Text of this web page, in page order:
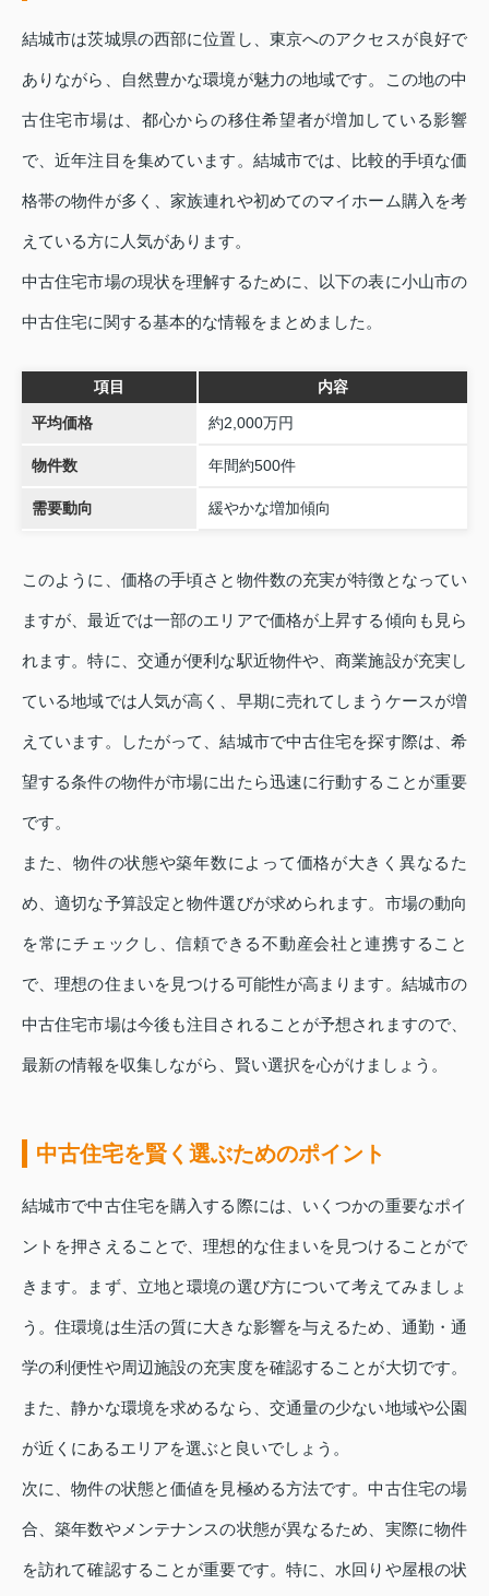
結城市は茨城県の西部に位置し、東京へのアクセスが良好で
ありながら、自然豊かな環境が魅力の地域です。この地の中
古住宅市場は、都心からの移住希望者が増加している影響
で、近年注目を集めています。結城市では、比較的手頃な価
格帯の物件が多く、家族連れや初めてのマイホーム購入を考
えている方に人気があります。
中古住宅市場の現状を理解するために、以下の表に小山市の
中古住宅に関する基本的な情報をまとめました。
項目 内容
平均価格 約2,000万円
物件数 年間約500件
需要動向 緩やかな増加傾向
このように、価格の手頃さと物件数の充実が特徴となってい
ますが、最近では一部のエリアで価格が上昇する傾向も見ら
れます。特に、交通が便利な駅近物件や、商業施設が充実し
ている地域では人気が高く、早期に売れてしまうケースが増
えています。したがって、結城市で中古住宅を探す際は、希
望する条件の物件が市場に出たら迅速に行動することが重要
です。
また、物件の状態や築年数によって価格が大きく異なるた
め、適切な予算設定と物件選びが求められます。市場の動向
を常にチェックし、信頼できる不動産会社と連携すること
で、理想の住まいを見つける可能性が高まります。結城市の
中古住宅市場は今後も注目されることが予想されますので、
最新の情報を収集しながら、賢い選択を心がけましょう。
中古住宅を賢く選ぶためのポイント
結城市で中古住宅を購入する際には、いくつかの重要なポイ
ントを押さえることで、理想的な住まいを見つけることがで
きます。まず、立地と環境の選び方について考えてみましょ
う。住環境は生活の質に大きな影響を与えるため、通勤・通
学の利便性や周辺施設の充実度を確認することが大切です。
また、静かな環境を求めるなら、交通量の少ない地域や公園
が近くにあるエリアを選ぶと良いでしょう。
次に、物件の状態と価値を見極める方法です。中古住宅の場
合、築年数やメンテナンスの状態が異なるため、実際に物件
を訪れて確認することが重要です。特に、水回りや屋根の状